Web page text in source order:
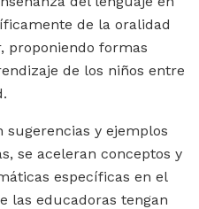
de la oralidad
proponiendo formas
de los niños entre
sugerencias y ejemplos
se aceleran conceptos y
específicas en el
las educadoras tengan